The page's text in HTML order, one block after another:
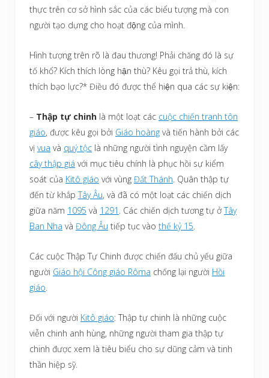
thực trên cơ sở hình sắc của các biểu tượng mà con
người tạo dựng cho hoạt động của mình.
Hình tượng trên rõ là đau thương! Phải chăng đó là sự
tố khổ? Kích thích lòng hận thù? Kêu gọi trả thù, kích
thích bạo lực?* Điều đó được thể hiện qua các sự kiện:
– Thập tự chinh là một loạt các cuộc chiến tranh tôn
giáo, được kêu gọi bởi Giáo hoàng và tiến hành bởi các
vị vua và quý tộc là những người tình nguyện cầm lấy
cây thập giá với mục tiêu chính là phục hồi sự kiểm
soát của Kitô giáo với vùng Đất Thánh . Quân thập tự
đến từ khắpTây Âu, và đã có một loạt các chiến dịch
giữa năm 1095 và 1291 . Các chiến dịch tương tự ởTây
Ban Nha và Đông Âu tiếp tục vào thế kỷ 15
Các cuộc Thập Tự Chinh được chiến đấu chủ yếu giữa
người Giáo hội Công giáo Rôma chống lại người Hồi
giáo
Đối với người Kitô giáo: Thập tự chinh là những cuộc
viễn chinh anh hùng, những người tham gia thập tự
chinh được xem là tiêu biểu cho sự dũng cảm và tinh
thần hiệp sỹ.